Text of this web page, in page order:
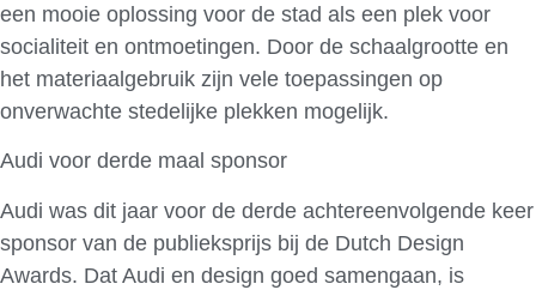
een mooie oplossing voor de stad als een plek voor
socialiteit en ontmoetingen. Door de schaalgrootte en
het materiaalgebruik zijn vele toepassingen op
onverwachte stedelijke plekken mogelijk.
Audi voor derde maal sponsor
Audi was dit jaar voor de derde achtereenvolgende keer
sponsor van de publieksprijs bij de Dutch Design
Awards. Dat Audi en design goed samengaan, is